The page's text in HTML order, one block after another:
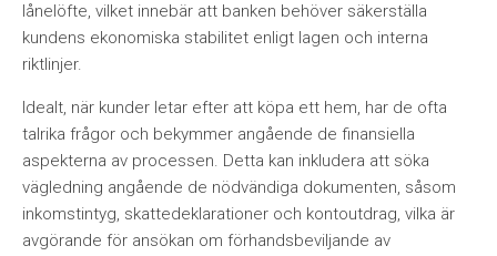
lånelöfte, vilket innebär att banken behöver säkerställa
kundens ekonomiska stabilitet enligt lagen och interna
riktlinjer.
Idealt, när kunder letar efter att köpa ett hem, har de ofta
talrika frågor och bekymmer angående de finansiella
aspekterna av processen. Detta kan inkludera att söka
vägledning angående de nödvändiga dokumenten, såsom
inkomstintyg, skattedeklarationer och kontoutdrag, vilka är
avgörande för ansökan om förhandsbeviljande av